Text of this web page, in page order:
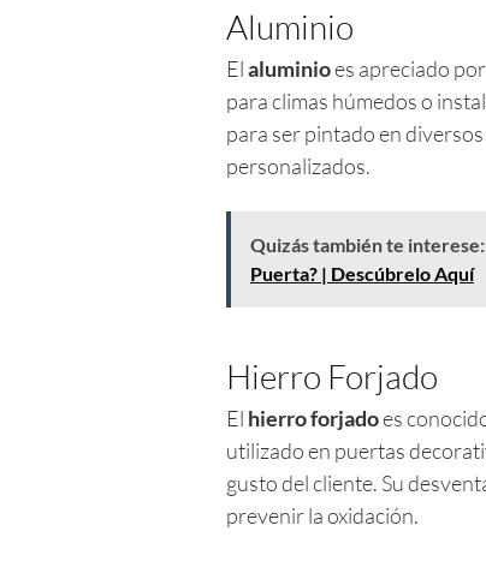
Aluminio
Elaluminioes apreciado
para climas húmedos o
para ser pintado en
personalizados.
Quizás también te interese:
Puerta? | Descúbrelo Aquí
Hierro Forjado
El hierro forjadoes
utilizado en puertas
gusto del cliente. Su
prevenir la oxidación.